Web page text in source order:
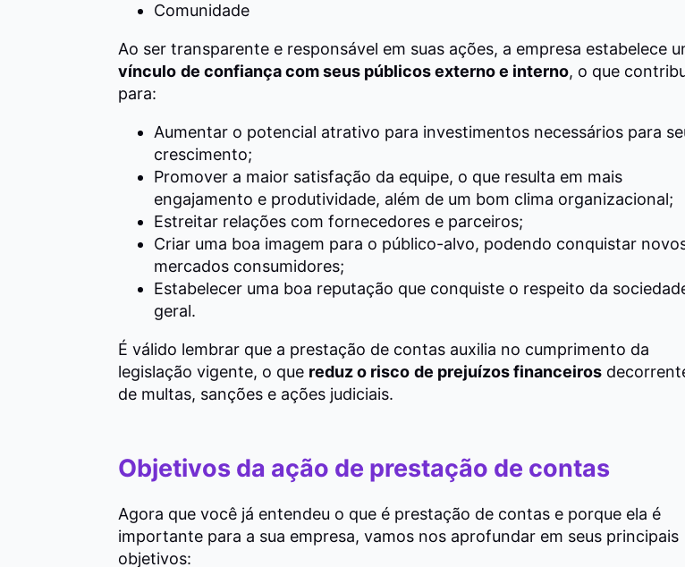
Comunidade
Ao ser transparente e responsável em suas ações, a empresa estabelece
vínculo de confiança com seus públicos externo e interno, o que
para:
Aumentar o potencial atrativo para investimentos necessários para
crescimento;
Promover a maior satisfação da equipe, o que resulta em mais
engajamento e produtividade, além de um bom clima organizacional;
Estreitar relações com fornecedores e parceiros;
Criar uma boa imagem para o público-alvo, podendo conquistar
mercados consumidores;
Estabelecer uma boa reputação que conquiste o respeito da
geral.
É válido lembrar que a prestação de contas auxilia no cumprimento da
legislação vigente, o que reduz o risco de prejuízos financeiros
de multas, sanções e ações judiciais.
Objetivos da ação de prestação de contas
Agora que você já entendeu o que é prestação de contas e porque ela é
importante para a sua empresa, vamos nos aprofundar em seus principais
objetivos: